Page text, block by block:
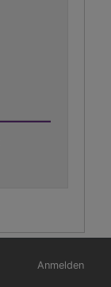
Anmelden